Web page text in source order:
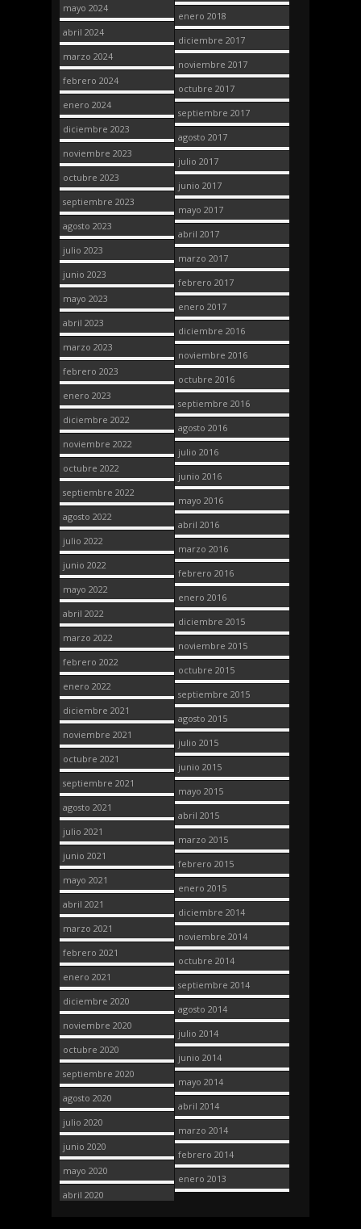
mayo 2024
abril 2024
marzo 2024
febrero 2024
enero 2024
diciembre 2023
noviembre 2023
octubre 2023
septiembre 2023
agosto 2023
julio 2023
junio 2023
mayo 2023
abril 2023
marzo 2023
febrero 2023
enero 2023
diciembre 2022
noviembre 2022
octubre 2022
septiembre 2022
agosto 2022
julio 2022
junio 2022
mayo 2022
abril 2022
marzo 2022
febrero 2022
enero 2022
diciembre 2021
noviembre 2021
octubre 2021
septiembre 2021
agosto 2021
julio 2021
junio 2021
mayo 2021
abril 2021
marzo 2021
febrero 2021
enero 2021
diciembre 2020
noviembre 2020
octubre 2020
septiembre 2020
agosto 2020
julio 2020
junio 2020
mayo 2020
abril 2020
enero 2018
diciembre 2017
noviembre 2017
octubre 2017
septiembre 2017
agosto 2017
julio 2017
junio 2017
mayo 2017
abril 2017
marzo 2017
febrero 2017
enero 2017
diciembre 2016
noviembre 2016
octubre 2016
septiembre 2016
agosto 2016
julio 2016
junio 2016
mayo 2016
abril 2016
marzo 2016
febrero 2016
enero 2016
diciembre 2015
noviembre 2015
octubre 2015
septiembre 2015
agosto 2015
julio 2015
junio 2015
mayo 2015
abril 2015
marzo 2015
febrero 2015
enero 2015
diciembre 2014
noviembre 2014
octubre 2014
septiembre 2014
agosto 2014
julio 2014
junio 2014
mayo 2014
abril 2014
marzo 2014
febrero 2014
enero 2013